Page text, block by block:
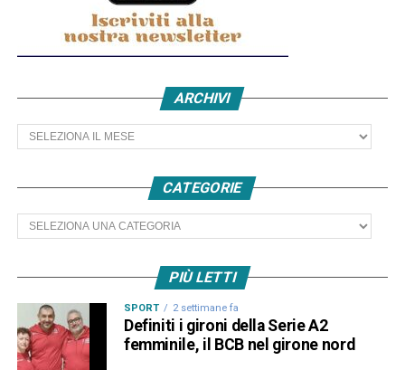
ARCHIVI
Archivi
CATEGORIE
Categorie
PIÙ LETTI
SPORT 2 settimane fa
Definiti i gironi della Serie A2
femminile, il BCB nel girone nord